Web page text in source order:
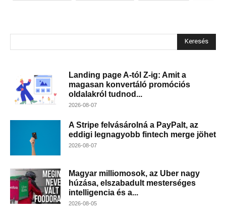
Keresés
Landing page A-tól Z-ig: Amit a
magasan konvertáló promóciós
oldalakról tudnod...
2026-08-07
A Stripe felvásárolná a PayPalt, az
eddigi legnagyobb fintech merge jöhet
2026-08-07
Magyar milliomosok, az Uber nagy
húzása, elszabadult mesterséges
intelligencia és a...
2026-08-05